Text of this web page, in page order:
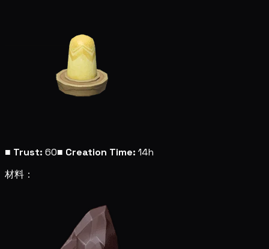
■ Trust: 60■ Creation Time: 14h
材料：